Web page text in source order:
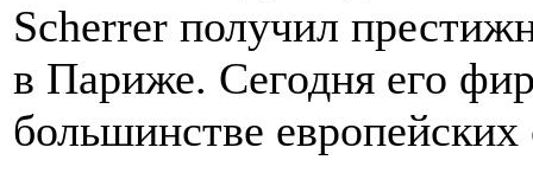
Scherrer получил
в Париже. Сегодня его
большинстве